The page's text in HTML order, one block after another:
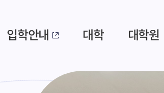
입학안내 대학 대학원